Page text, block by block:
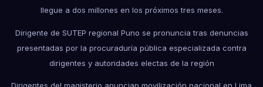
llegue a dos millones en los próximos tres meses.
Dirigente de SUTEP regional Puno se pronuncia tras denuncias
presentadas por la procuraduría pública especializada contra
dirigentes y autoridades electas de la región